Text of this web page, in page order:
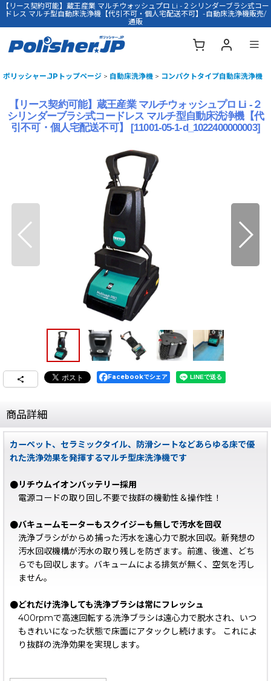
【リース契約可能】蔵王産業 マルチウォッシュプロ Li -２シリンダーブラシ式コー
ドレス マルチ型自動床洗浄機【代引不可・個人宅配送不可】-自動床洗浄機販売/
通販
ポリッシャー.JPトップページ > 自動床洗浄機 > コンパクトタイプ自動床洗浄機
【リース契約可能】蔵王産業 マルチウォッシュプロ Li -２
シリンダーブラシ式コードレス マルチ型自動床洗浄機【代
引不可・個人宅配送不可】
[11001-05-1-d_1022400000003]
Facebookでシェア
商品詳細
カーペット、セラミックタイル、防滑シートなどあらゆる床で優
れた洗浄効果を発揮するマルチ型床洗浄機です
●リチウムイオンバッテリー採用
電源コードの取り回し不要で抜群の機動性＆操作性！
●バキュームモーターもスクイジーも無しで汚水を回収
洗浄ブラシがからめ捕った汚水を遠心力で脱水回収。新発想の
汚水回収機構が汚水の取り残しを防ぎます。前進、後進、どち
らでも回収します。バキュームによる排気が無く、空気を汚し
ません。
●どれだけ洗浄しても洗浄ブラシは常にフレッシュ
400rpmで高速回転する洗浄ブラシは遠心力で脱水され、いつ
もきれいになった状態で床面にアタックし続けます。 これによ
り抜群の洗浄効果を実現します。